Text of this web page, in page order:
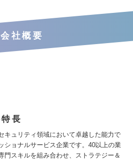
会社概要
長
キュリティ領域において卓越した能力で
ショナルサービス企業です。40以上の業
門スキルを組み合わせ、ストラテジー＆